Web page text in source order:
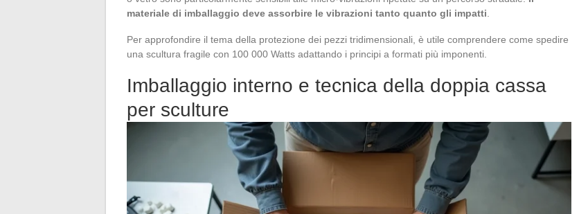
materiale di imballaggio deve assorbire le vibrazioni tanto quanto gli impatti
Per approfondire il tema della protezione dei pezzi tridimensionali, è utile comprendere come spedire
una scultura fragile con 100 000 Watts adattando i principi a formati più imponenti.
Imballaggio interno e tecnica della doppia cassa
per sculture